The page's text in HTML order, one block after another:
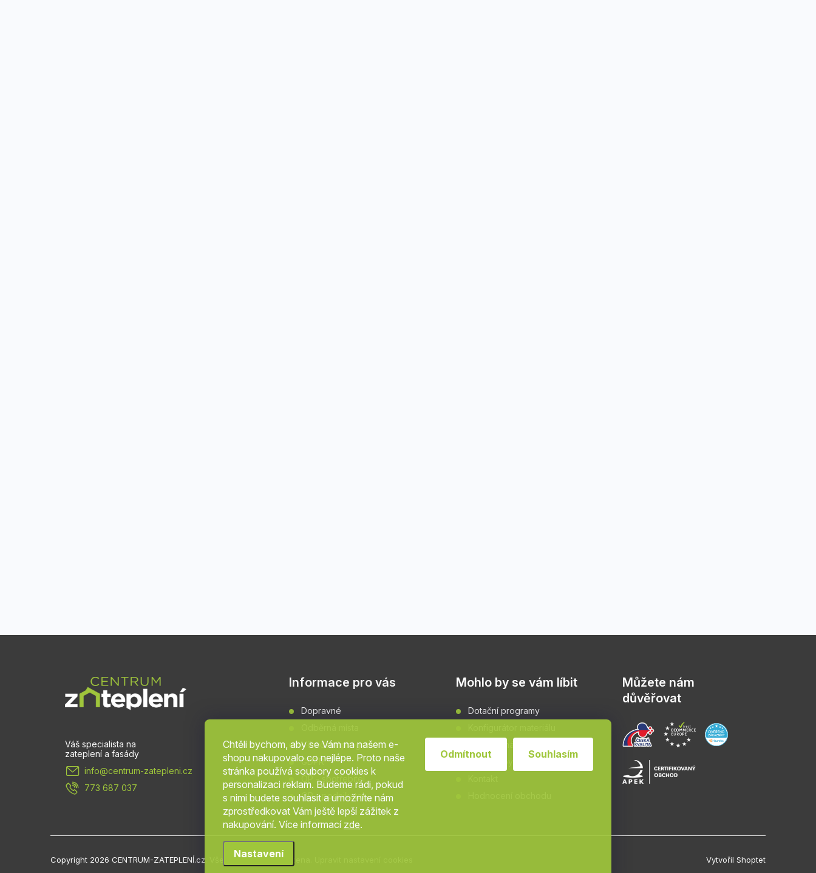
Chtěli bychom, aby se Vám na našem e-
shopu nakupovalo co nejlépe. Proto naše
stránka používá soubory cookies k
personalizaci reklam. Budeme rádi, pokud
s nimi budete souhlasit a umožníte nám
zprostředkovat Vám ještě lepší zážitek z
nakupování. Více informací zde.
Nastavení
Odmítnout Souhlasím
info@centrum-zatepleni.cz
773 687 037
Informace pro vás
Dopravné
Věrnostní program
GDPR
OP - spotřebitel
OP - podnikatel
Mohlo by se vám líbit
Dotační programy
Můžete nám
důvěřovat
Vytvořil Shoptet
Copyright 2026 CENTRUM-ZATEPLENÍ.cz . Všechna práva vyhrazena.